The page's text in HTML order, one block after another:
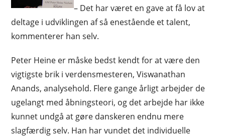
– Det har været en gave at få lov at
deltage i udviklingen af så enestående et talent,
kommenterer han selv.
Peter Heine er måske bedst kendt for at være den
vigtigste brik i verdensmesteren, Viswanathan
Anands, analysehold. Flere gange årligt arbejder de
ugelangt med åbningsteori, og det arbejde har ikke
kunnet undgå at gøre danskeren endnu mere
slagfærdig selv. Han har vundet det individuelle